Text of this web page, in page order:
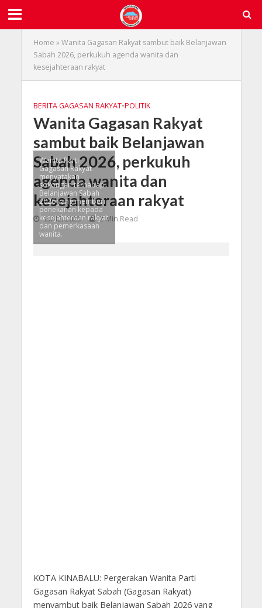
Home »Wanita Gagasan Rakyat sambut baik Belanjawan
Sabah 2026, perkukuh agenda wanita dan
kesejahteraan rakyat
BERITA GAGASAN RAKYAT•POLITIK
Wanita Gagasan Rakyat
sambut baik Belanjawan
Sabah 2026, perkukuh
agenda wanita dan
kesejahteraan rakyat
15/12/2025 2 Min Read
Wanita Parti
Gagasan Rakyat
menyatakan
sokongan terhadap
Belanjawan Sabah
2026 yang memberi
penekanan kepada
kesejahteraan rakyat
dan pemerkasaan
wanita.
KOTA KINABALU: Pergerakan Wanita Parti
Gagasan Rakyat Sabah (Gagasan Rakyat)
menyambut baik Belanjawan Sabah 2026 yang